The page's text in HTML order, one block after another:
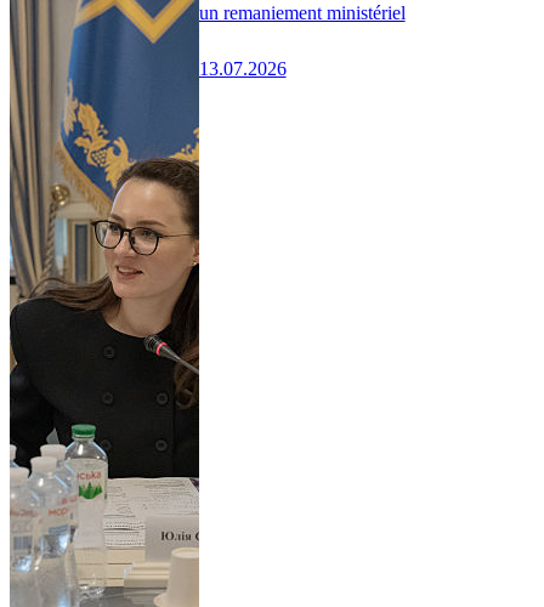
un remaniement ministériel
13.07.2026